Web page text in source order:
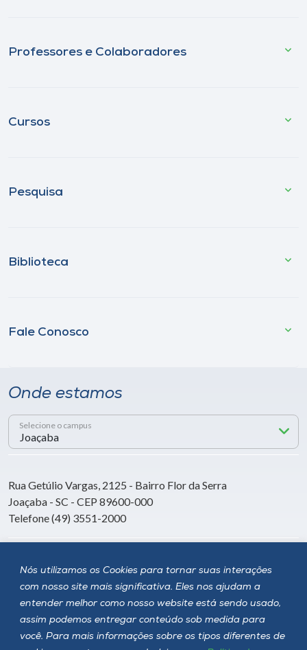
Nós utilizamos os Cookies para tornar suas interações
com nosso site mais significativa. Eles nos ajudam a
entender melhor como nosso website está sendo usado,
assim podemos entregar conteúdo sob medida para
você. Para mais informações sobre os tipos diferentes de
Professores e Colaboradores
Cursos
Pesquisa
Biblioteca
Fale Conosco
Onde estamos
Selecione o campus
Rua Getúlio Vargas, 2125 - Bairro Flor da Serra
Joaçaba - SC - CEP 89600-000
Telefone (49) 3551-2000
Siga a Unoesc